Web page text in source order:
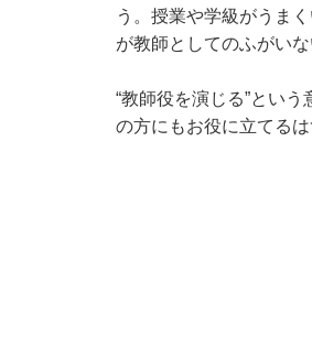
う。授業や学級がうま
が教師としてのふがい
“教師役を演じる”とい
の方にもお役に立てるは